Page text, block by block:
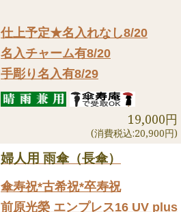
仕上予定★名入れなし8/20
名入チャーム有8/20
手彫り名入有8/29
19,000円
(消費税込:20,900円)
婦人用 雨傘（長傘）
傘寿祝*古希祝*卒寿祝
前原光榮 エンプレス16 UV plus